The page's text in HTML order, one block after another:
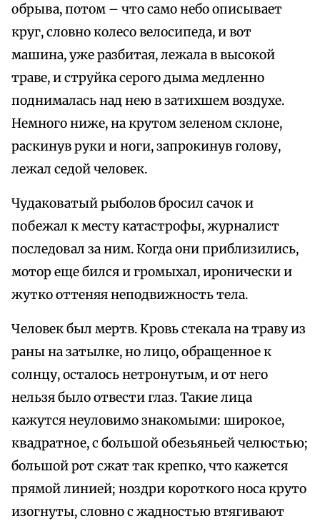
обрыва, потом – что само небо описывает
круг, словно колесо велосипеда, и вот
машина, уже разбитая, лежала в высокой
траве, и струйка серого дыма медленно
поднималась над нею в затихшем воздухе.
Немного ниже, на крутом зеленом склоне,
раскинув руки и ноги, запрокинув голову,
лежал седой человек.
Чудаковатый рыболов бросил сачок и
побежал к месту катастрофы, журналист
последовал за ним. Когда они приблизились,
мотор еще бился и громыхал, иронически и
жутко оттеняя неподвижность тела.
Человек был мертв. Кровь стекала на траву из
раны на затылке, но лицо, обращенное к
солнцу, осталось нетронутым, и от него
нельзя было отвести глаз. Такие лица
кажутся неуловимо знакомыми: широкое,
квадратное, с большой обезьяньей челюстью;
большой рот сжат так крепко, что кажется
прямой линией; ноздри короткого носа круто
изогнуты, словно с жадностью втягивают